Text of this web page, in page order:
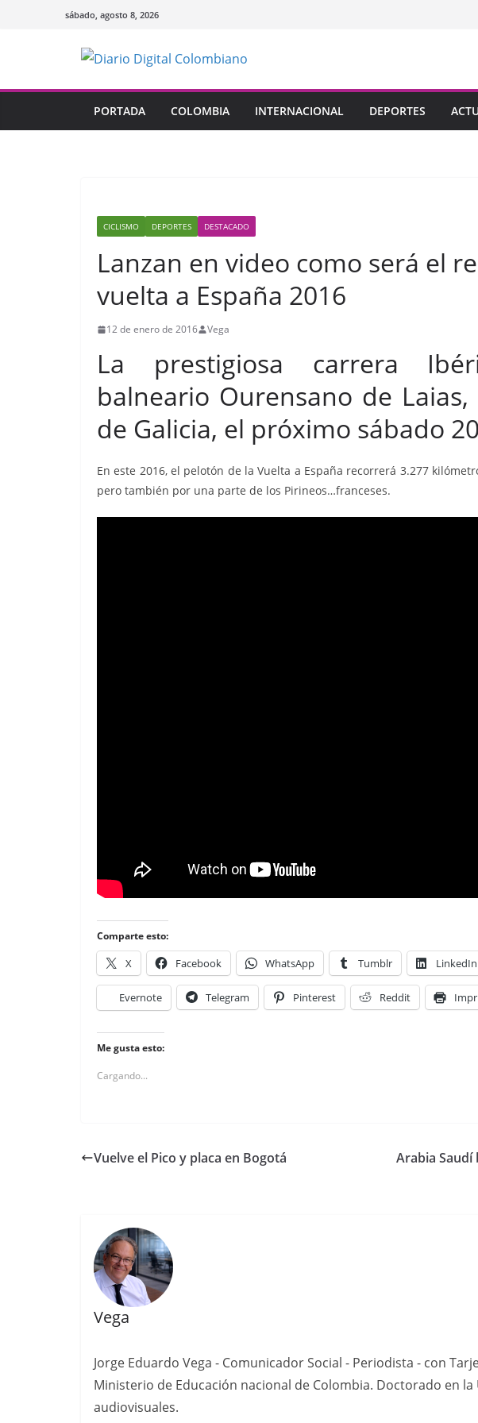
sábado, agosto 8, 2026
PORTADA COLOMBIA INTERNACIONAL DEPORTES
CICLISMO DEPORTES DESTACADO
Lanzan en video como será el
vuelta a España 2016
12 de enero de 2016 Vega
La prestigiosa carrera
balneario Ourensano de
de Galicia, el próximo sábado
En este 2016, el pelotón de la Vuelta a España recorrerá 3.277
pero también por una parte de los Pirineos…franceses.
Comparte esto:
X Facebook WhatsApp Tumblr LinkedIn
Evernote Telegram Pinterest Reddit
Me gusta esto:
Cargando...
Vuelve el Pico y placa en Bogotá
Arabia Saudí
Vega
Jorge Eduardo Vega - Comunicador Social - Periodista - con
Ministerio de Educación nacional de Colombia. Doctorado en la
audiovisuales.